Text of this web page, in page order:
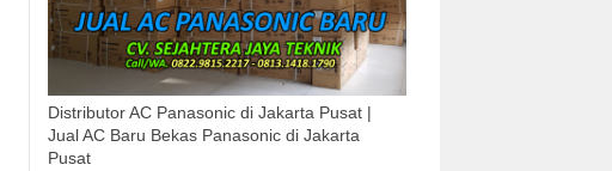
Distributor AC Panasonic di Jakarta Pusat |
Jual AC Baru Bekas Panasonic di Jakarta
Pusat